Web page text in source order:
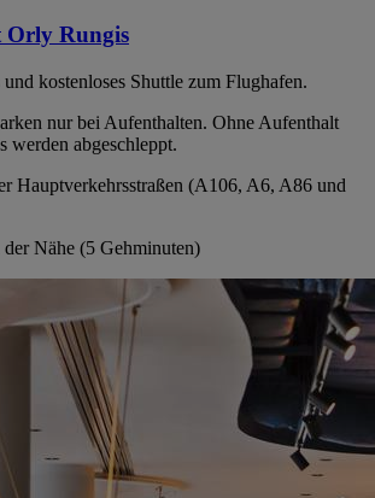
Orly Rungis
kostenloses Shuttle zum Flughafen.
nur bei Aufenthalten. Ohne Aufenthalt
werden abgeschleppt.
Hauptverkehrsstraßen (A106, A6, A86 und
der Nähe (5 Gehminuten)